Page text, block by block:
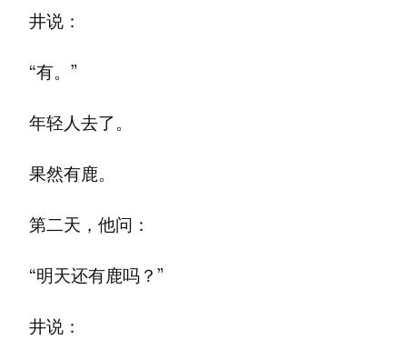
井说：
“有。”
年轻人去了。
果然有鹿。
第二天，他问：
“明天还有鹿吗？”
井说：